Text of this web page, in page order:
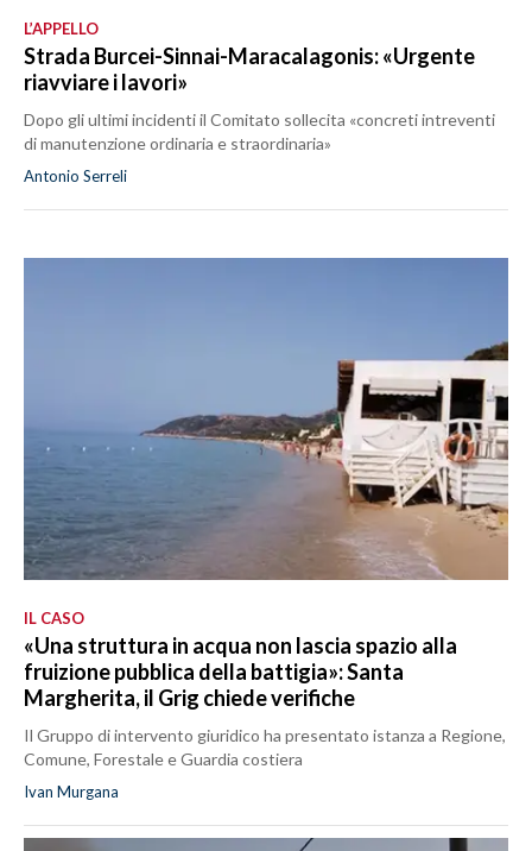
L’APPELLO
Strada Burcei-Sinnai-Maracalagonis: «Urgente
riavviare i lavori»
Dopo gli ultimi incidenti il Comitato sollecita «concreti intreventi
di manutenzione ordinaria e straordinaria»
Antonio Serreli
IL CASO
«Una struttura in acqua non lascia spazio alla
fruizione pubblica della battigia»: Santa
Margherita, il Grig chiede verifiche
Il Gruppo di intervento giuridico ha presentato istanza a Regione,
Comune, Forestale e Guardia costiera
Ivan Murgana